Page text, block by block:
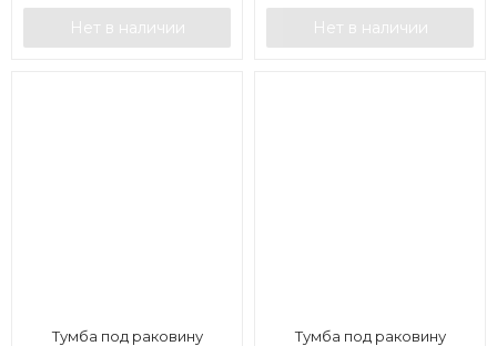
Нет в наличии Нет в наличии
Тумба под раковину
Тумба под раковину